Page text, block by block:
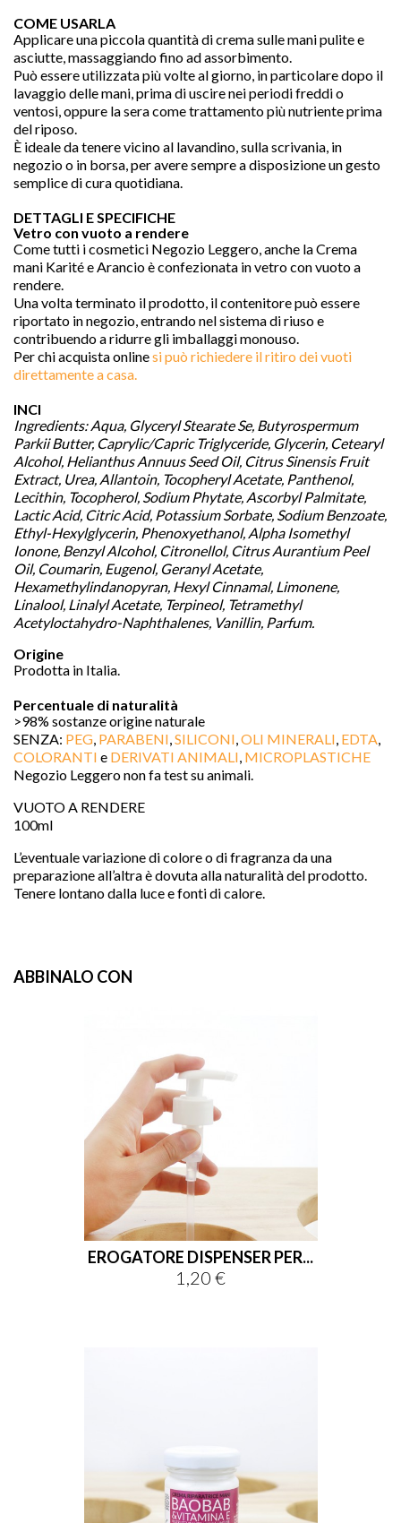
COME USARLA
Applicare una piccola quantità di crema sulle mani pulite e
asciutte, massaggiando fino ad assorbimento.
Può essere utilizzata più volte al giorno, in particolare dopo il
lavaggio delle mani, prima di uscire nei periodi freddi o
ventosi, oppure la sera come trattamento più nutriente prima
del riposo.
È ideale da tenere vicino al lavandino, sulla scrivania, in
negozio o in borsa, per avere sempre a disposizione un gesto
semplice di cura quotidiana.
DETTAGLI E SPECIFICHE
Vetro con vuoto a rendere
Come tutti i cosmetici Negozio Leggero, anche la Crema
mani Karité e Arancio è confezionata in vetro con vuoto a
rendere.
Una volta terminato il prodotto, il contenitore può essere
riportato in negozio, entrando nel sistema di riuso e
contribuendo a ridurre gli imballaggi monouso.
Per chi acquista onlinesi può richiedere il ritiro dei vuoti
direttamente a casa.
INCI
Ingredients: Aqua, Glyceryl Stearate Se, Butyrospermum
Parkii Butter, Caprylic/Capric Triglyceride, Glycerin, Cetearyl
Alcohol, Helianthus Annuus Seed Oil, Citrus Sinensis Fruit
Extract, Urea, Allantoin, Tocopheryl Acetate, Panthenol,
Lecithin, Tocopherol, Sodium Phytate, Ascorbyl Palmitate,
Lactic Acid, Citric Acid, Potassium Sorbate, Sodium Benzoate,
Ethyl-Hexylglycerin, Phenoxyethanol, Alpha Isomethyl
Ionone, Benzyl Alcohol, Citronellol, Citrus Aurantium Peel
Oil, Coumarin, Eugenol, Geranyl Acetate,
Hexamethylindanopyran, Hexyl Cinnamal, Limonene,
Linalool, Linalyl Acetate, Terpineol, Tetramethyl
Acetyloctahydro-Naphthalenes, Vanillin, Parfum.
Origine
Prodotta in Italia.
Percentuale di naturalità
>98% sostanze origine naturale
SENZA: PEG PARABENI SILICONI OLI MINERALI EDTA
COLORANTI e DERIVATI ANIMALI MICROPLASTICHE
Negozio Leggero non fa test su animali.
VUOTO A RENDERE
100ml
L’eventuale variazione di colore o di fragranza da una
preparazione all’altra è dovuta alla naturalità del prodotto.
Tenere lontano dalla luce e fonti di calore.
ABBINALO CON
EROGATORE DISPENSER PER...
Prezzo
1,20 €